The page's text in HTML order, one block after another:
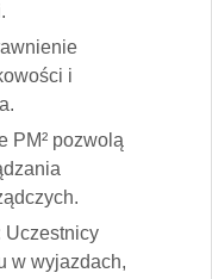
i
PM² pozwolą
Uczestnicy
w wyjazdach,